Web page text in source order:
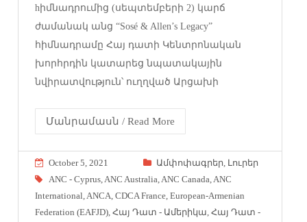
hիմնադրումից (սեպտեմբերի 2) կարճ
ժամանակ անց “Sosé & Allen’s Legacy”
հիմնադրամը Հայ դատի Կենտրոնական
խորհրդին կատարեց նպատակային
նվիրատվություն՝ ուղղված Արցախի
Մանրամասն / Read More
October 5, 2021 Ամփոփագրեր, Լուրեր
ANC - Cyprus ANC Australia ANC Canada ANC
International ANCA ,CDCA France ,European-Armenian
Federation (EAFJD) ,Հայ Դատ - Ամերիկա ,Հայ Դատ -